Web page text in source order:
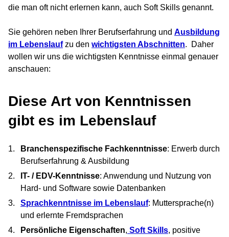
die man oft nicht erlernen kann, auch Soft Skills genannt.
Sie gehören neben Ihrer Berufserfahrung und Ausbildung
im Lebenslaufzu den wichtigsten Abschnitten. Daher
wollen wir uns die wichtigsten Kenntnisse einmal genauer
anschauen:
Diese Art von Kenntnissen
gibt es im Lebenslauf
Branchenspezifische Fachkenntnisse: Erwerb durch
Berufserfahrung & Ausbildung
IT- / EDV-Kenntnisse: Anwendung und Nutzung von
Hard- und Software sowie Datenbanken
Sprachkenntnisse im Lebenslauf: Muttersprache(n)
und erlernte Fremdsprachen
Persönliche Eigenschaften, Soft Skills, positive